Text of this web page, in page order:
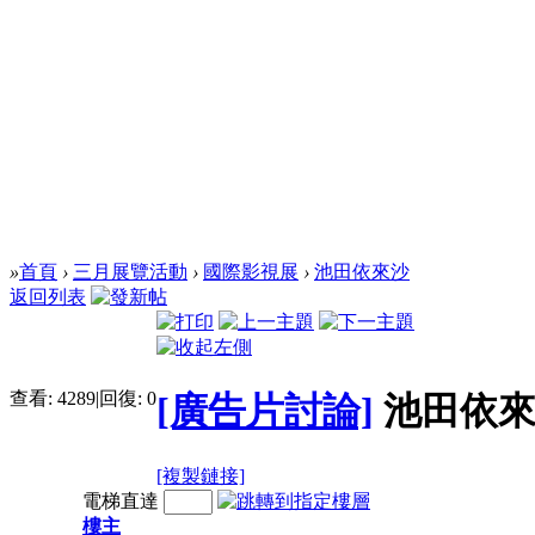
»首頁 › 三月展覽活動 › 國際影視展 › 池田依來沙
返回列表
查看: 4289|回復: 0[廣告片討論] 池田依
[複製鏈接]
電梯直達
樓主